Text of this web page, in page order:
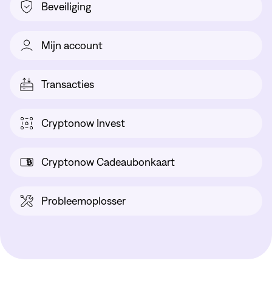
Beveiliging
Mijn account
Transacties
Cryptonow Invest
Cryptonow Cadeaubonkaart
Probleemoplosser